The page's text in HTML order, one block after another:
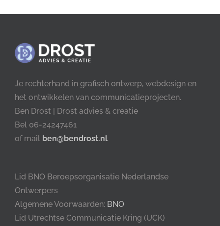
Je rechterhand in grafisch ontwerp, webdesign en
het ontwikkelen van communicatieprojecten.
Ben Drost | Drost advies & creatie
Bel 06-24247461
of mail ben@bendrost.nl
Lid BNO Beroepsorganisatie Nederlandse
Ontwerpers
Algemene Voorwaarden: BNO
Lid Utrechtse Communicatie Kring (UCK)